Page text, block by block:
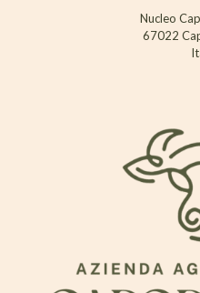
Nucleo
67022